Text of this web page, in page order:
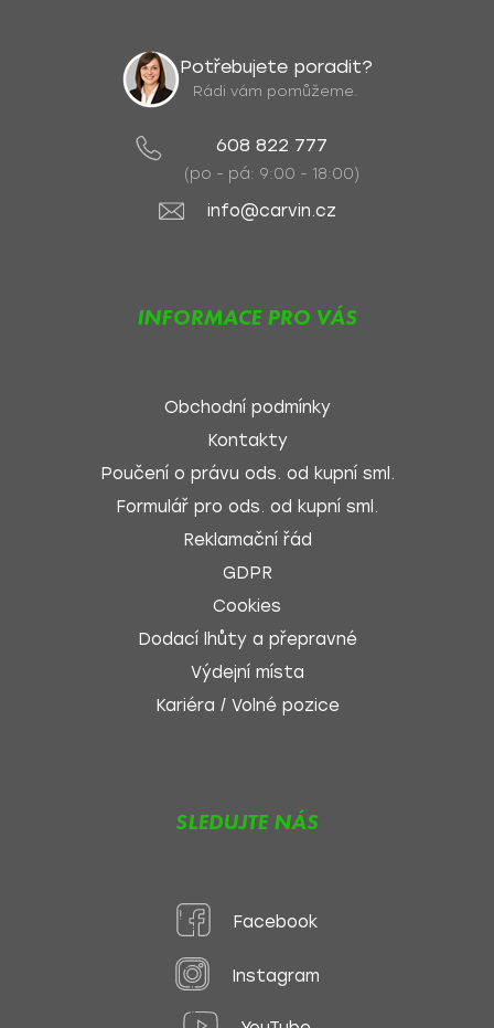
Potřebujete poradit?
Rádi vám pomůžeme.
608 822 777
(po - pá: 9:00 - 18:00)
info@carvin.cz
INFORMACE PRO VÁS
Obchodní podmínky
Kontakty
Poučení o právu ods. od kupní sml.
Formulář pro ods. od kupní sml.
Reklamační řád
GDPR
Cookies
Dodací lhůty a přepravné
Výdejní místa
Kariéra / Volné pozice
SLEDUJTE NÁS
Facebook
Instagram